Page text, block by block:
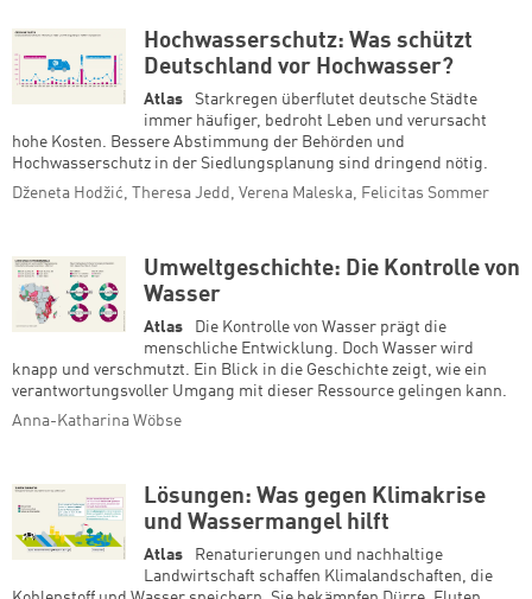
Hochwasserschutz: Was schützt
Deutschland vor Hochwasser?
Atlas
Starkregen überflutet deutsche Städte
immer häufiger, bedroht Leben und verursacht
hohe Kosten. Bessere Abstimmung der Behörden und
Hochwasserschutz in der Siedlungsplanung sind dringend nötig.
Dženeta Hodžić, Theresa Jedd, Verena Maleska, Felicitas Sommer
Umweltgeschichte: Die Kontrolle von
Wasser
Atlas
Die Kontrolle von Wasser prägt die
menschliche Entwicklung. Doch Wasser wird
knapp und verschmutzt. Ein Blick in die Geschichte zeigt, wie ein
verantwortungsvoller Umgang mit dieser Ressource gelingen kann.
Anna-Katharina Wöbse
Lösungen: Was gegen Klimakrise
und Wassermangel hilft
Atlas
Renaturierungen und nachhaltige
Landwirtschaft schaffen Klimalandschaften, die